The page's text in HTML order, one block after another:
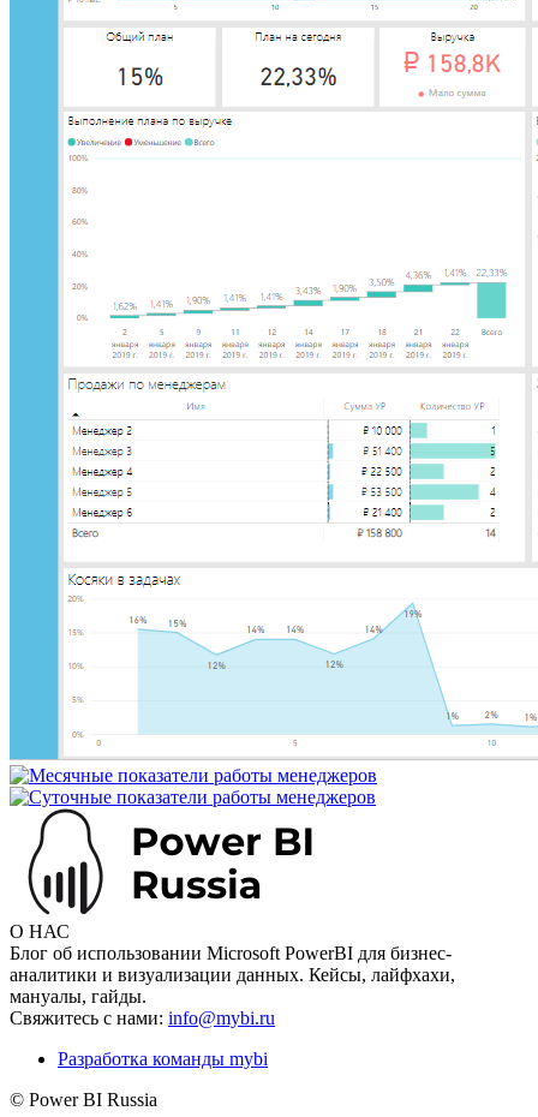
О НАС
Блог об использовании Microsoft PowerBI для бизнес-
аналитики и визуализации данных. Кейсы, лайфхахи,
мануалы, гайды.
Свяжитесь с нами: info@mybi.ru
Разработка команды mybi
© Power BI Russia